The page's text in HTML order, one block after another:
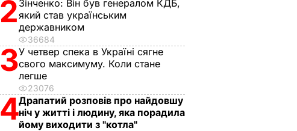
2 Зінченко: Він був генералом КДБ,
який став українським
державником
36684
3У четвер спека в Україні сягне
свого максимуму. Коли стане
легше
23076
4Драпатий розповів про найдовшу
ніч у житті і людину, яка порадила
йому виходити з "котла"